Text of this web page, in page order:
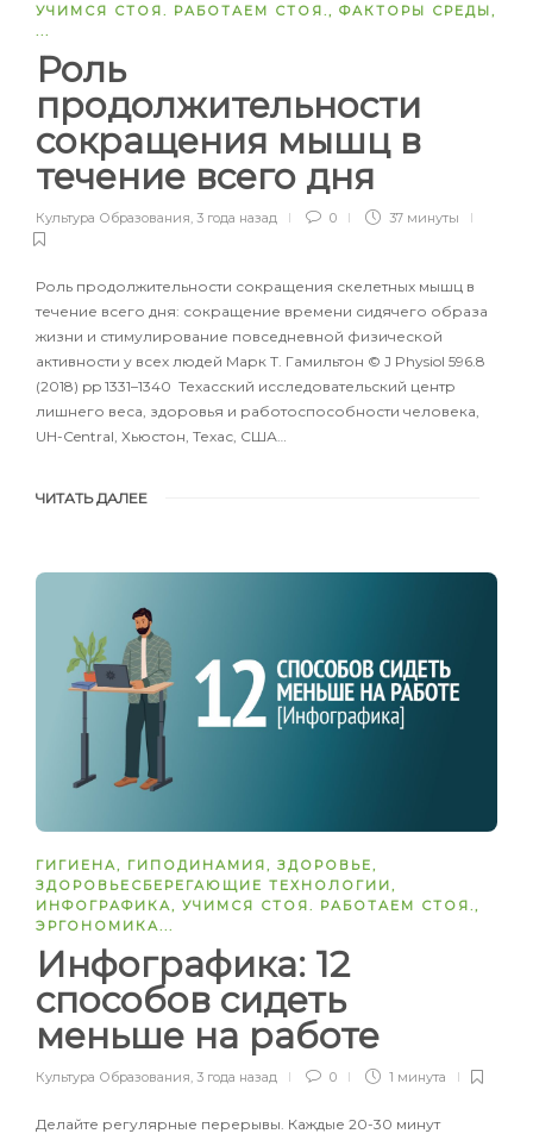
УЧИМСЯ СТОЯ. РАБОТАЕМ СТОЯ. , ФАКТОРЫ СРЕДЫ ,
Роль
продолжительности
сокращения мышц в
течение всего дня
Культура Образования 3 года назад 0 37 минуты
Роль продолжительности сокращения скелетных мышц в
течение всего дня: сокращение времени сидячего образа
жизни и стимулирование повседневной физической
активности у всех людей Марк Т. Гамильтон © J Physiol 596.8
(2018) pp 1331–1340 Техасский исследовательский центр
лишнего веса, здоровья и работоспособности человека,
UH-Central, Хьюстон, Техас, США…
ЧИТАТЬ ДАЛЕЕ
ГИГИЕНА, ГИПОДИНАМИЯ, ЗДОРОВЬЕ,
ЗДОРОВЬЕСБЕРЕГАЮЩИЕ ТЕХНОЛОГИИ,
ИНФОГРАФИКА, УЧИМСЯ СТОЯ. РАБОТАЕМ СТОЯ.,
ЭРГОНОМИКА...
Инфографика: 12
способов сидеть
меньше на работе
Культура Образования, 3 года назад 0 1 минута
Делайте регулярные перерывы. Каждые 20-30 минут